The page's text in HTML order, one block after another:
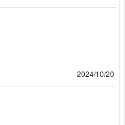
2024/10/20